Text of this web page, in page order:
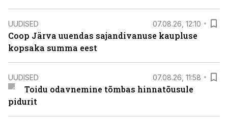
UUDISED 07.08.26, 12:10
Coop Järva uuendas sajandivanuse kaupluse
kopsaka summa eest
UUDISED 07.08.26, 11:58
Toidu odavnemine tõmbas hinnatõusule
pidurit